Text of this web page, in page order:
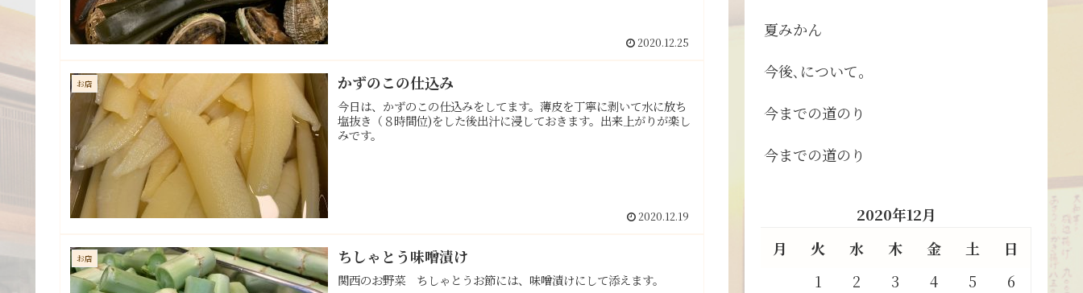
2020.12.25
お店 かずのこの仕込み
今日は、かずのこの仕込みをしてます。薄皮を丁寧に剥いて水に放ち
塩抜き（８時間位)をした後出汁に浸しておきます。出来上がりが楽し
みです。
2020.12.19
お店 ちしゃとう味噌漬け
関西のお野菜 ちしゃとうお節には、味噌漬けにして添えます。
夏みかん
今後､について。
今までの道のり
今までの道のり
2020年12月
月
火 水 木 金 土
日
1
2 3 4 5
6